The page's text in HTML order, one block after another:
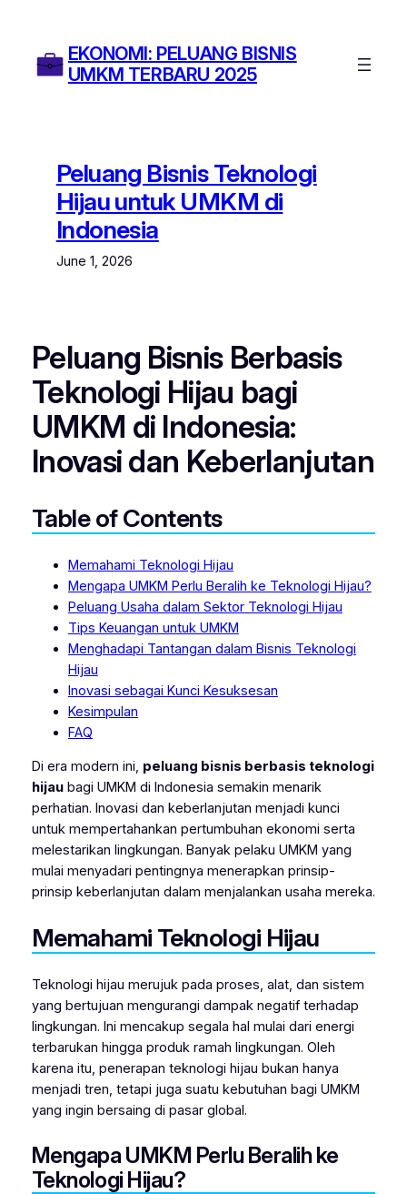
content
EKONOMI: PELUANG BISNIS
UMKM TERBARU 2025
Peluang Bisnis Teknologi
Hijau untuk UMKM di
Indonesia
June 1, 2026
Peluang Bisnis Berbasis
Teknologi Hijau bagi
UMKM di Indonesia:
Inovasi dan Keberlanjutan
Table of Contents
Memahami Teknologi Hijau
Mengapa UMKM Perlu Beralih ke Teknologi Hijau?
Peluang Usaha dalam Sektor Teknologi Hijau
Tips Keuangan untuk UMKM
Menghadapi Tantangan dalam Bisnis Teknologi
Hijau
Inovasi sebagai Kunci Kesuksesan
Kesimpulan
FAQ
Di era modern ini, peluang bisnis berbasis teknologi
hijaubagi UMKM di Indonesia semakin menarik
perhatian. Inovasi dan keberlanjutan menjadi kunci
untuk mempertahankan pertumbuhan ekonomi serta
melestarikan lingkungan. Banyak pelaku UMKM yang
mulai menyadari pentingnya menerapkan prinsip-
prinsip keberlanjutan dalam menjalankan usaha mereka.
Memahami Teknologi Hijau
Teknologi hijau merujuk pada proses, alat, dan sistem
yang bertujuan mengurangi dampak negatif terhadap
lingkungan. Ini mencakup segala hal mulai dari energi
terbarukan hingga produk ramah lingkungan. Oleh
karena itu, penerapan teknologi hijau bukan hanya
menjadi tren, tetapi juga suatu kebutuhan bagi UMKM
yang ingin bersaing di pasar global.
Mengapa UMKM Perlu Beralih ke
Teknologi Hijau?